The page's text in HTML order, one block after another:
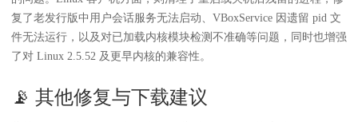
复了老发行版中用户会话服务无法启动、VBoxService 因遗留 pid 文
件无法运行，以及对已加载内核模块检测不准确等问题，同时也增强
了对 Linux 2.5.52 及更早内核的兼容性。
📡 其他修复与下载建议